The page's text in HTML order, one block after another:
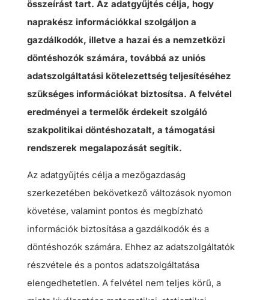
összeírást tart. Az adatgyűjtés célja, hogy
naprakész információkkal szolgáljon a
gazdálkodók, illetve a hazai és a nemzetközi
döntéshozók számára, továbbá az uniós
adatszolgáltatási kötelezettség teljesítéséhez
szükséges információkat biztosítsa. A felvétel
eredményei a termelők érdekeit szolgáló
szakpolitikai döntéshozatalt, a támogatási
rendszerek megalapozását segítik.
Az adatgyűjtés célja a mezőgazdaság
szerkezetében bekövetkező változások nyomon
követése, valamint pontos és megbízható
információk biztosítása a gazdálkodók és a
döntéshozók számára. Ehhez az adatszolgáltatók
részvétele és a pontos adatszolgáltatása
elengedhetetlen. A felvétel nem teljes körű, a